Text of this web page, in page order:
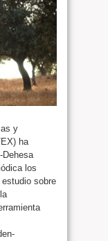
y
ha
Dehesa
los
sobre